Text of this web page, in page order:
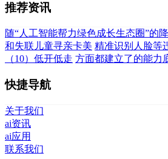
推荐资讯
随“人工智能帮力绿色成长生态圈”的降
和失联儿童寻亲卡美 精准识别人脸等
（10）低开低走 方面都建立了的能力
快捷导航
关于我们
ai资讯
ai应用
联系我们